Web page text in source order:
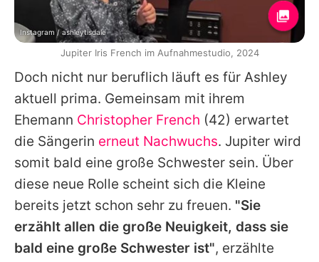
Doch nicht nur beruflich läuft es für Ashley
aktuell prima. Gemeinsam mit ihrem
Ehemann Christopher French (42) erwartet
die Sängerin erneut Nachwuchs. Jupiter wird
somit bald eine große Schwester sein. Über
diese neue Rolle scheint sich die Kleine
bereits jetzt schon sehr zu freuen. "Sie
erzählt allen die große Neuigkeit, dass sie
bald eine große Schwester ist", erzählte
Instagram / ashleytisdale
Jupiter Iris French im Aufnahmestudio, 2024